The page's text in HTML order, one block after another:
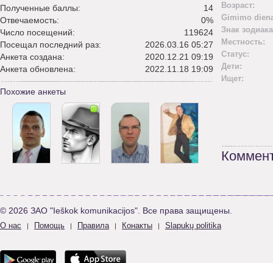
Полученные баллы:
14
Отвечаемость:
0%
Число посещений:
119624
Посещал последний раз:
2026.03.16 05:27
Анкета создана:
2020.12.21 09:19
Анкета обновлена:
2022.11.18 19:09
Похожие анкеты
Возраст:
Gimimo
Знак
Местность:
Статус:
Дети:
Ищет:
© 2026 ЗАО "Ieškok komunikacijos". Все права защищены.
О нас | Помощь | Правила | Конакты | Slapukų politika